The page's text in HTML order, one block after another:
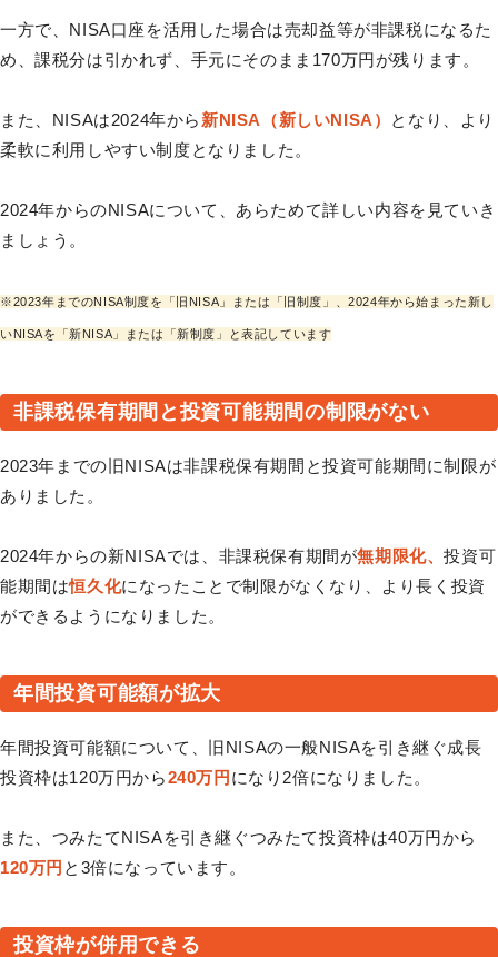
一方で、NISA口座を活用した場合は売却益等が非課税になるた
め、課税分は引かれず、手元にそのまま170万円が残ります。
また、NISAは2024年から 新NISA（新しいNISA） となり、より
柔軟に利用しやすい制度となりました。
2024年からのNISAについて、あらためて詳しい内容を見ていき
ましょう。
※2023年までのNISA制度を「旧NISA」または「旧制度」、2024年から始まった新し
いNISAを「新NISA」または「新制度」と表記しています
非課税保有期間と投資可能期間の制限がない
2023年までの旧NISAは非課税保有期間と投資可能期間に制限が
ありました。
2024年からの新NISAでは、非課税保有期間が無期限化、投資可
能期間は恒久化になったことで制限がなくなり、より長く投資
ができるようになりました。
年間投資可能額が拡大
年間投資可能額について、旧NISAの一般NISAを引き継ぐ成長
投資枠は120万円から240万円 になり2倍になりました。
また、つみたてNISAを引き継ぐつみたて投資枠は40万円から
120万円 と3倍になっています。
投資枠が併用できる